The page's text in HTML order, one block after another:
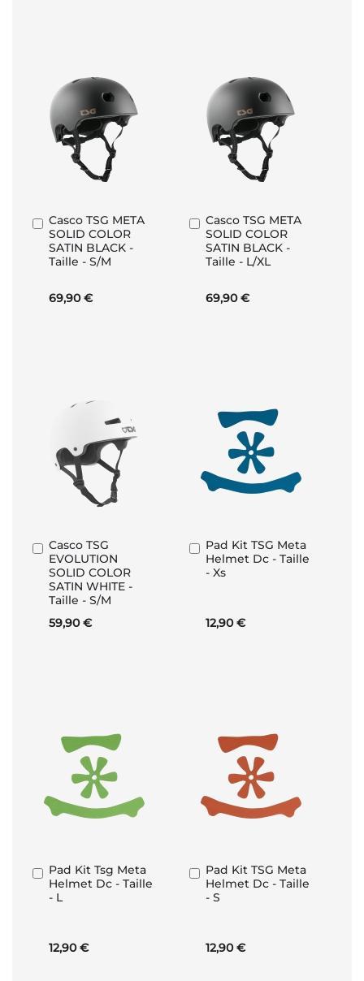
Casco TSG META
SOLID COLOR
SATIN BLACK -
Taille - S/M
69,90 €
Aggiungi
al
Carrello
Casco TSG META
SOLID COLOR
SATIN BLACK -
Taille - L/XL
69,90 €
Aggiungi
al
Carrello
Casco TSG
EVOLUTION
SOLID COLOR
SATIN WHITE -
Taille - S/M
59,90 €
Aggiungi
al
Carrello
Pad Kit TSG Meta
Helmet Dc - Taille
- Xs
12,90 €
Aggiungi
al
Carrello
Pad Kit Tsg Meta
Helmet Dc - Taille
- L
12,90 €
Aggiungi
al
Carrello
Pad Kit TSG Meta
Helmet Dc - Taille
- S
12,90 €
Aggiungi
al
Carrello